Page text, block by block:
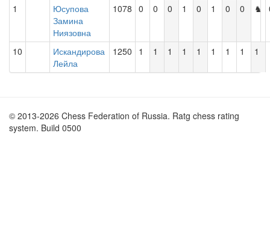
1
Юсупова
Замина
Ниязовна
1078 0 0 0 1 0 1 0 0 ♞
10
Искандирова
Лейла
1250 1 1 1 1 1 1 1 1 1
© 2013-2026 Chess Federation of Russia. Ratg chess rating
system. Build 0500